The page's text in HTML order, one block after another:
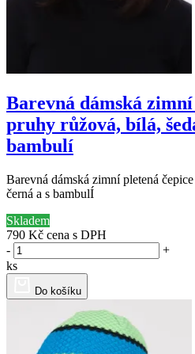
Barevná dámská
pruhy růžová, bílá,
bambulí
Barevná dámská zimní pletená
černá a s bambulÍ
Skladem
790 Kč cena s DPH
-
+
ks
Do košíku